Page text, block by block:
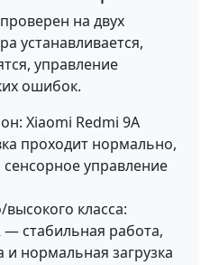
на двух
устанавливается,
управление
ошибок.
Xiaomi Redmi 9A
проходит нормально,
управление
класса:
— стабильная работа,
и нормальная загрузка